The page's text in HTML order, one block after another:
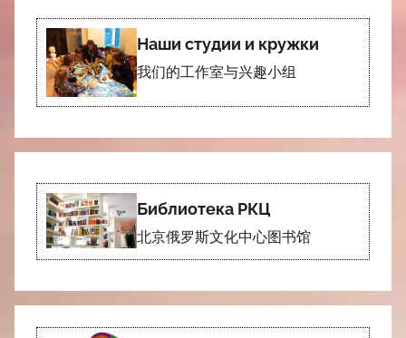
Наши студии и кружки
我们的工作室与兴趣小组
Библиотека РКЦ
北京俄罗斯文化中心图书馆